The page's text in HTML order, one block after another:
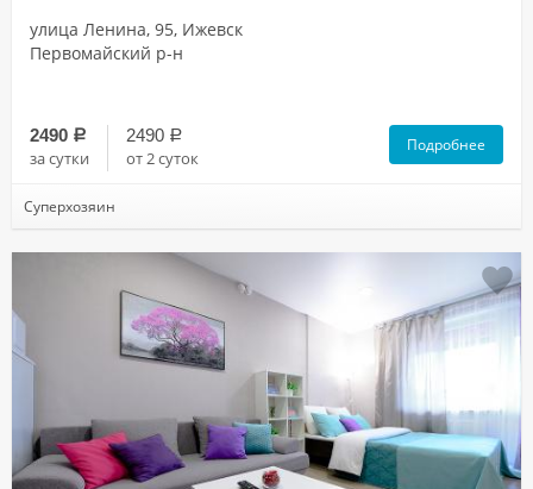
улица Ленина, 95, Ижевск
Первомайский р-н
2490 a
за сутки
2490 a
от 2 суток
Подробнее
Суперхозяин